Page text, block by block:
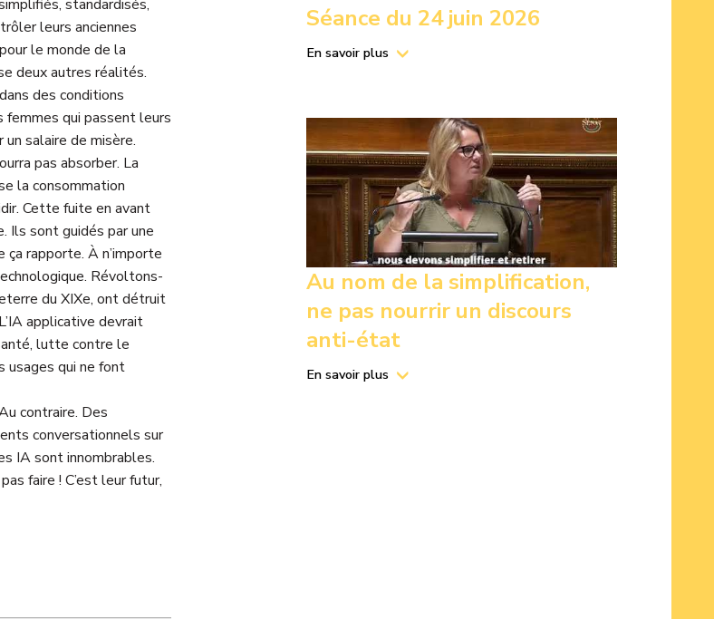
standardisés,
leurs anciennes
le monde de la
deux autres réalités.
des conditions
femmes qui passent leurs
salaire de misère.
pas absorber. La
la consommation
Cette fuite en avant
Ils sont guidés par une
rapporte. À n’importe
Révoltons-
du XIXe, ont détruit
applicative devrait
lutte contre le
usages qui ne font
contraire. Des
conversationnels sur
IA sont innombrables.
faire ! C’est leur futur,
Séance du 24 juin 2026
En savoir plus
Au nom de la simplification,
ne pas nourrir un discours
anti-état
En savoir plus